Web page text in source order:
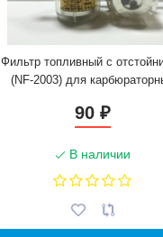
Фильтр топливный с
(NF-2003) для
(21080111701082)
90₽
В наличии